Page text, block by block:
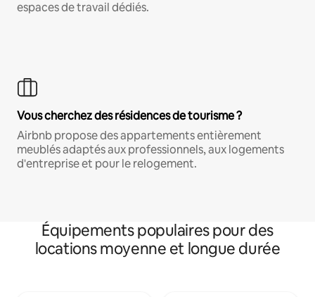
espaces de travail dédiés.
Vous cherchez des résidences de tourisme ?
Airbnb propose des appartements entièrement
meublés adaptés aux professionnels, aux logements
d'entreprise et pour le relogement.
Équipements populaires pour des
locations moyenne et longue durée